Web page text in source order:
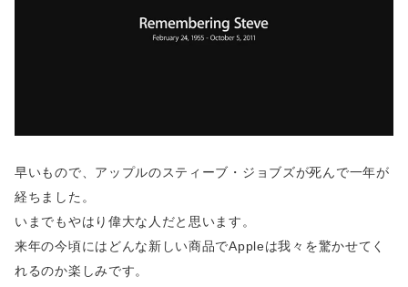
早いもので、アップルのスティーブ・ジョブズが死んで一年が
経ちました。
いまでもやはり偉大な人だと思います。
来年の今頃にはどんな新しい商品でAppleは我々を驚かせてく
れるのか楽しみです。